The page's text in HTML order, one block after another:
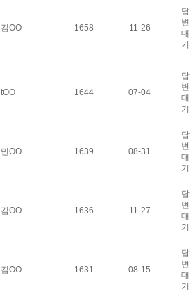
김OO 1658 11-26
답
변
대
기
tOO 1644 07-04
답
변
대
기
민OO 1639 08-31
답
변
대
기
김OO 1636 11-27
답
변
대
기
김OO 1631 08-15
답
변
대
기